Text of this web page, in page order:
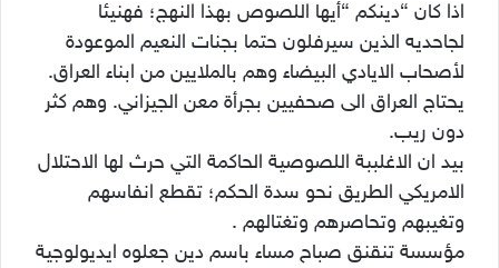
اذا كان “دينكم “أيها اللصوص بهذا النهج؛ فهنيئا
لجاحديه الذين سيرفلون حتما بجنات النعيم الموعودة
لأصحاب الايادي البيضاء وهم بالملايين من ابناء العراق.
يحتاج العراق الى صحفيين بجرأة معن الجيزاني. وهم كثر
دون ريب.
بيد ان الاغلببة اللصوصية الحاكمة التي حرث لها الاحتلال
الامريكي الطريق نحو سدة الحكم؛ تقطع انفاسهم
وتغيبهم وتحاصرهم وتغتالهم .
مؤسسة تنقنق صباح مساء باسم دين جعلوه ايديولوجية